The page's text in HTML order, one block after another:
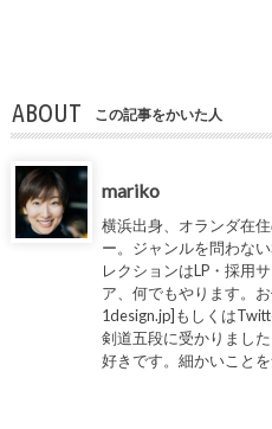
ABOUT この記事をかいた人
mariko
横浜出身、オランダ在
ー。ジャンルを問わな
レクションはLP・採用
ア、何でもやります。
1design.jp]もしくは
剣道五段に受かりまし
好きです。細かいこと